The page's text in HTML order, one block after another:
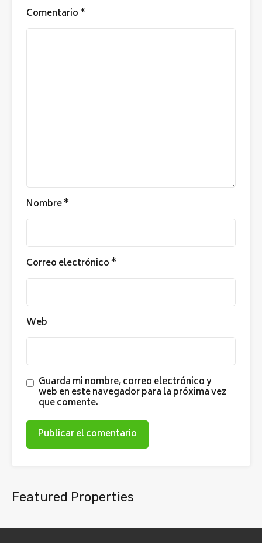
Comentario*
Nombre*
Correo electrónico*
Web
Guarda mi nombre, correo electrónico y
web en este navegador para la próxima vez
que comente.
Featured Properties